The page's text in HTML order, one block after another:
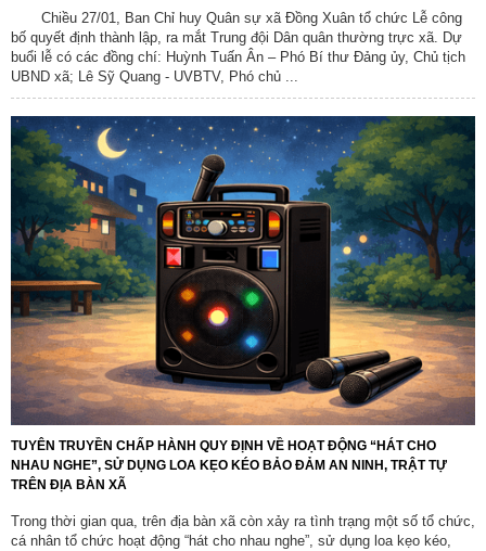
Chiều 27/01, Ban Chỉ huy Quân sự xã Đồng Xuân tổ chức Lễ công
bố quyết định thành lập, ra mắt Trung đội Dân quân thường trực xã. Dự
buổi lễ có các đồng chí: Huỳnh Tuấn Ân – Phó Bí thư Đảng ủy, Chủ tịch
UBND xã; Lê Sỹ Quang - UVBTV, Phó chủ ...
TUYÊN TRUYỀN CHẤP HÀNH QUY ĐỊNH VỀ HOẠT ĐỘNG “HÁT CHO
NHAU NGHE”, SỬ DỤNG LOA KẸO KÉO BẢO ĐẢM AN NINH, TRẬT TỰ
TRÊN ĐỊA BÀN XÃ
Trong thời gian qua, trên địa bàn xã còn xảy ra tình trạng một số tổ chức,
cá nhân tổ chức hoạt động “hát cho nhau nghe”, sử dụng loa kẹo kéo,